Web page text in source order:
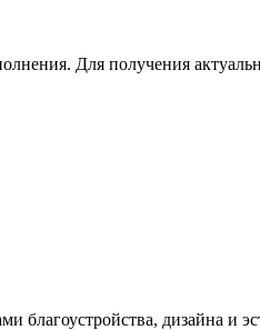
Для получения
дизайна и